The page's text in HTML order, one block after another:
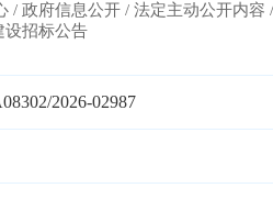
/ 政府信息公开 / 法定主动公开内容
设招标公告
2026-02987